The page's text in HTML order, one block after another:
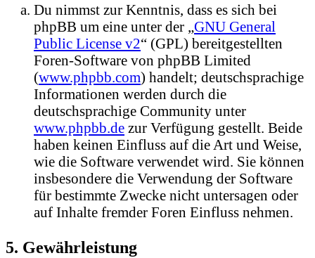
Du nimmst zur Kenntnis, dass es sich bei
phpBB um eine unter der „ GNU General
Public License v2“ (GPL) bereitgestellten
Foren-Software von phpBB Limited
(www.phpbb.com) handelt; deutschsprachige
Informationen werden durch die
deutschsprachige Community unter
www.phpbb.de zur Verfügung gestellt. Beide
haben keinen Einfluss auf die Art und Weise,
wie die Software verwendet wird. Sie können
insbesondere die Verwendung der Software
für bestimmte Zwecke nicht untersagen oder
auf Inhalte fremder Foren Einfluss nehmen.
5. Gewährleistung